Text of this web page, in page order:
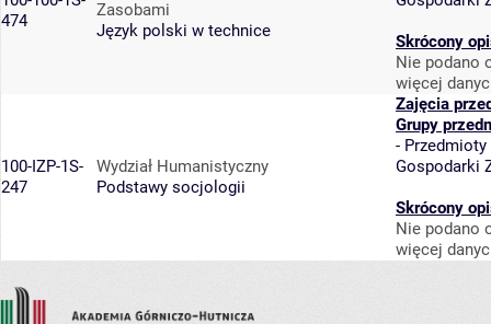
474
Zasobami
Język polski w technice
Skrócony
Nie podano
więcej
100-IZP-1S-
247
Wydział Humanistyczny
Podstawy socjologii
Zajęcia
Grupy
- Przedmioty
Gospodarki
Skrócony
Nie podano
więcej